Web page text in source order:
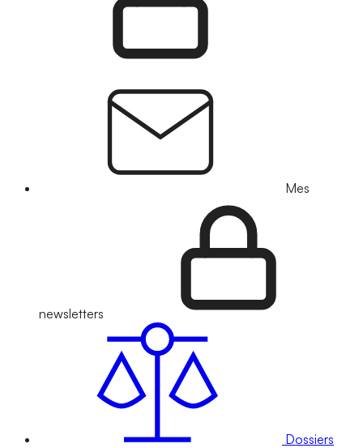
Mes
newsletters
Dossiers